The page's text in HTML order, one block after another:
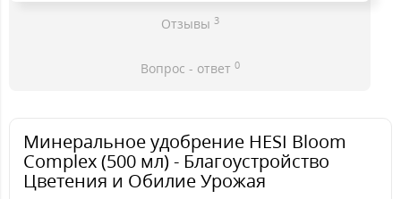
Отзывы 3
Вопрос - ответ 0
Минеральное удобрение HESI Bloom
Complex (500 мл) - Благоустройство
Цветения и Обилие Урожая